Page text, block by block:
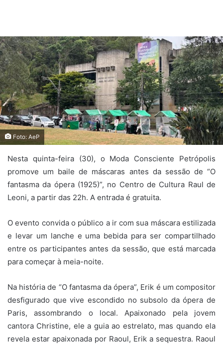
Foto: AeP
Nesta quinta-feira (30), o Moda Consciente Petrópolis
promove um baile de máscaras antes da sessão de “O
fantasma da ópera (1925)”, no Centro de Cultura Raul de
Leoni, a partir das 22h. A entrada é gratuita.
O evento convida o público a ir com sua máscara estilizada
e levar um lanche e uma bebida para ser compartilhado
entre os participantes antes da sessão, que está marcada
para começar à meia-noite.
Na história de “O fantasma da ópera”, Erik é um compositor
desfigurado que vive escondido no subsolo da ópera de
Paris, assombrando o local. Apaixonado pela jovem
cantora Christine, ele a guia ao estrelato, mas quando ela
revela estar apaixonada por Raoul, Erik a sequestra. Raoul